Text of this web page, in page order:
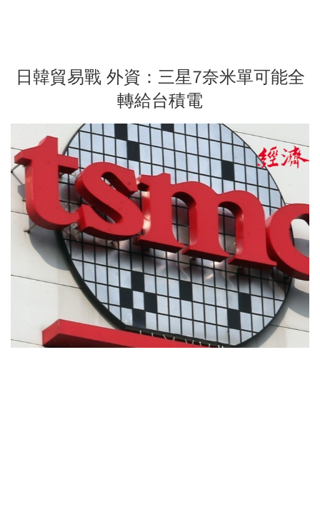
日韓貿易戰 外資：三星7奈米單可能全
轉給台積電